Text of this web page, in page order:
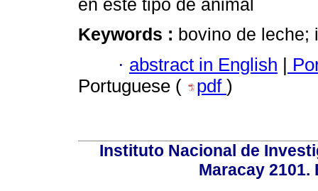
en este tipo de animal
Keywords : bovino de leche;
· abstract in English |
Portuguese (
pdf )
Instituto Nacional de
Maracay 2101.